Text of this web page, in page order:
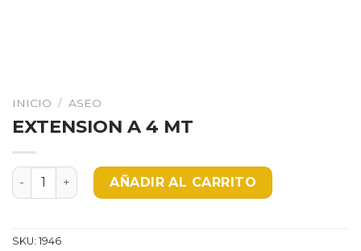
INICIO / ASEO
EXTENSION A 4 MT
EXTENSION A 4 MT cantidadAÑADIR AL CARRITO
SKU: 1946